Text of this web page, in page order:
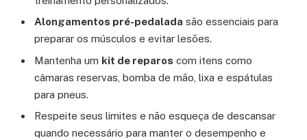
Alongamentos pré-pedalada são essenciais para
preparar os músculos e evitar lesões.
Mantenha um kit de reparos com itens como
câmaras reservas, bomba de mão, lixa e espátulas
para pneus.
Respeite seus limites e não esqueça de descansar
quando necessário para manter o desempenho e